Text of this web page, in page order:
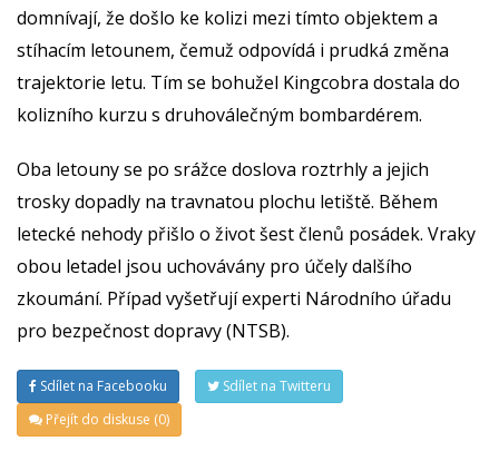
domnívají, že došlo ke kolizi mezi tímto objektem a
stíhacím letounem, čemuž odpovídá i prudká změna
trajektorie letu. Tím se bohužel Kingcobra dostala do
kolizního kurzu s druhoválečným bombardérem.
Oba letouny se po srážce doslova roztrhly a jejich
trosky dopadly na travnatou plochu letiště. Během
letecké nehody přišlo o život šest členů posádek. Vraky
obou letadel jsou uchovávány pro účely dalšího
zkoumání. Případ vyšetřují experti Národního úřadu
pro bezpečnost dopravy (NTSB).
Sdílet na Facebooku
Sdílet na Twitteru
Přejít do diskuse (0)